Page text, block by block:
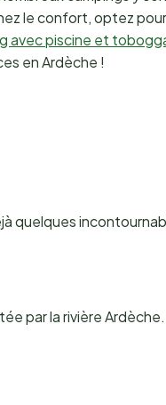
le confort, optez
avec piscine et
en Ardèche !
quelques
par la rivière